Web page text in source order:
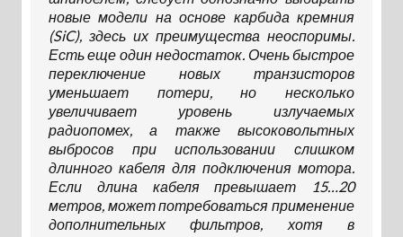
новые модели на основе карбида кремния
(SiC), здесь их преимущества неоспоримы.
Есть еще один недостаток. Очень быстрое
переключение новых транзисторов
уменьшает потери, но несколько
увеличивает уровень излучаемых
радиопомех, а также высоковольтных
выбросов при использовании слишком
длинного кабеля для подключения мотора.
Если длина кабеля превышает 15…20
метров, может потребоваться применение
дополнительных фильтров, хотя в